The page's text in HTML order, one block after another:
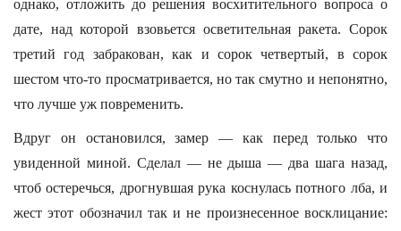
однако, отложить до решения восхитительного вопроса о
дате, над которой взовьется осветительная ракета. Сорок
третий год забракован, как и сорок четвертый, в сорок
шестом что-то просматривается, но так смутно и непонятно,
что лучше уж повременить.
Вдруг он остановился, замер — как перед только что
увиденной миной. Сделал — не дыша — два шага назад,
чтоб остеречься, дрогнувшая рука коснулась потного лба, и
жест этот обозначил так и не произнесенное восклицание: